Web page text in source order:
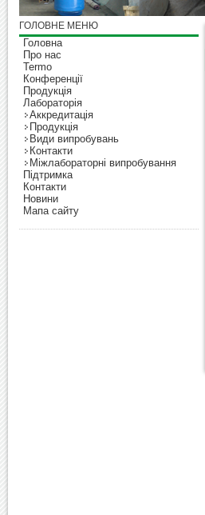
ГОЛОВНЕ МЕНЮ
Головна
Про нас
Termo
Конференції
Продукція
Лабораторія
Аккредитація
Продукція
Види випробувань
Контакти
Міжлабораторні випробування
Підтримка
Контакти
Новини
Мапа сайту